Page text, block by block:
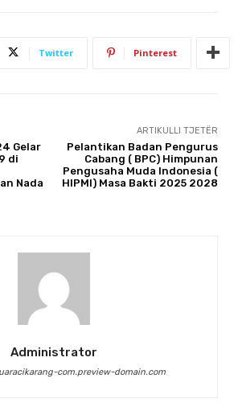
Twitter Pinterest
Gelar
di
Nada
ARTIKULLI TJETËR
Pelantikan Badan Pengurus
Cabang ( BPC) Himpunan
Pengusaha Muda Indonesia (
HIPMI) Masa Bakti 2025 2028
Administrator
com.preview-domain.com